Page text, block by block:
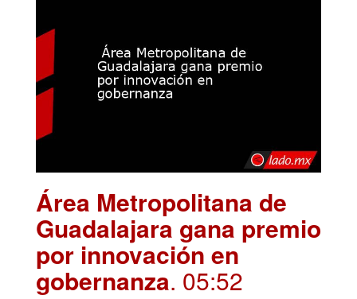
Área Metropolitana de
Guadalajara gana premio
por innovación en
gobernanza. 05:52